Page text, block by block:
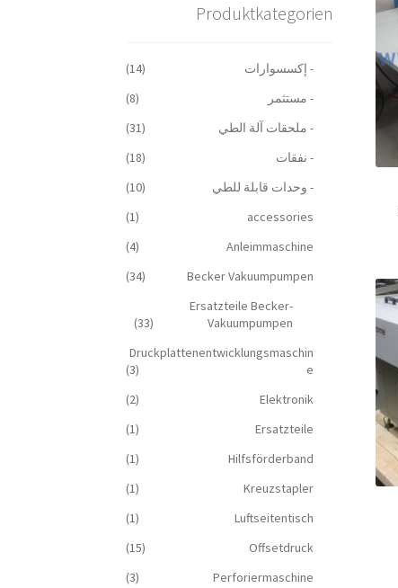
Produktkategorien
- إكسسوارات
(14)
- مستثمر
(8)
- ملحقات آلة الطي
(31)
- نفقات
(18)
- وحدات قابلة للطي
(10)
accessories
(1)
Anleimmaschine
(4)
Becker Vakuumpumpen
(34)
Ersatzteile Becker-
Vakuumpumpen
(33)
Druckplattenentwicklungsmaschin
e
(3)
Elektronik
(2)
Ersatzteile
(1)
Hilfsförderband
(1)
Kreuzstapler
(1)
Luftseitentisch
(1)
Offsetdruck
(15)
Perforiermaschine
(3)